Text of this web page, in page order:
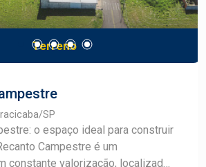
Terreno
- Piracicaba/SP
o espaço ideal para construir
constante valorização, localizado